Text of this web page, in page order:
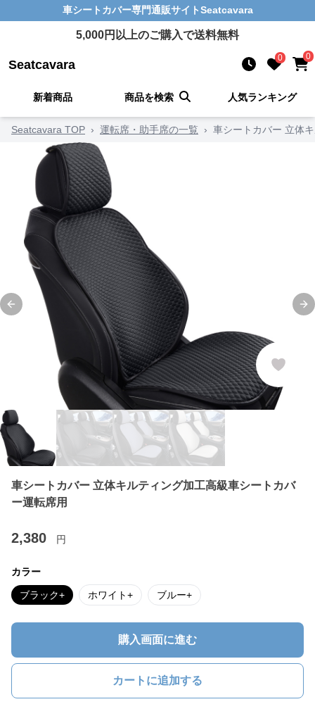
車シートカバー専門通販サイトSeatcavara
5,000円以上のご購入で送料無料
Seatcavara 0 0
新着商品 商品を検索 人気ランキング
Seatcavara TOP › 運転席・助手席の一覧 › 車シートカバー 立体
Previous slide
車シートカバー 立体キルティング加工高級車シートカバ
ー運転席用
2,380 円
カラー
ブラック+ ホワイト+ ブルー+
購入画面に進む
カートに追加する